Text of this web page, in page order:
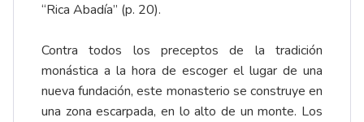
“Rica Abadía” (p. 20).
Contra todos los preceptos de la tradición
monástica a la hora de escoger el lugar de una
nueva fundación, este monasterio se construye en
una zona escarpada, en lo alto de un monte. Los